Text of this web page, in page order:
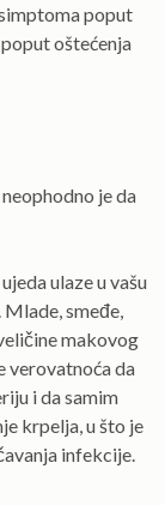
poput
poput oštećenja
je da
ulaze u vašu
smeđe,
makovog
verovatnoća da
i da samim
krpelja, u što je
infekcije.